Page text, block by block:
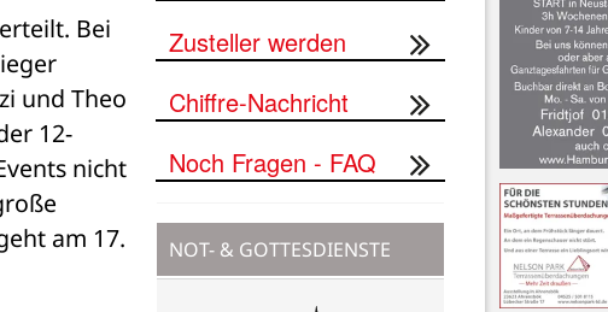
Bei
und Theo
12-
nicht
am 17.
Zusteller werden
Chiffre-Nachricht
Noch Fragen - FAQ
NOT- & GOTTESDIENSTE